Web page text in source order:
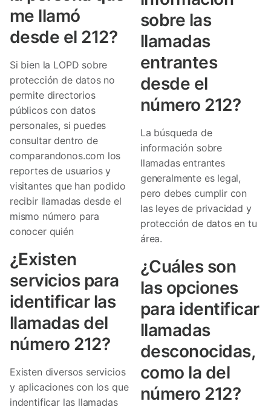
me llamó
desde el 212?
Si bien la LOPD sobre
protección de datos no
permite directorios
públicos con datos
personales, si puedes
consultar dentro de
comparandonos.com los
reportes de usuarios y
visitantes que han podido
recibir llamadas desde el
mismo número para
conocer quién
¿Existen
servicios para
identificar las
llamadas del
número 212?
Existen diversos servicios
y aplicaciones con los que
indentificar las llamadas
sobre las
llamadas
entrantes
desde el
número 212?
La búsqueda de
información sobre
llamadas entrantes
generalmente es legal,
pero debes cumplir con
las leyes de privacidad y
protección de datos en tu
área.
¿Cuáles son
las opciones
para identificar
llamadas
desconocidas,
como la del
número 212?